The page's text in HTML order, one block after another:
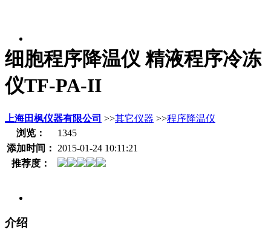
细胞程序降温仪 精液程序冷冻
仪TF-PA-II
上海田枫仪器有限公司 >>其它仪器 >>程序降温仪
浏览：
1345
添加时间：
2015-01-24 10:11:21
推荐度：
介绍